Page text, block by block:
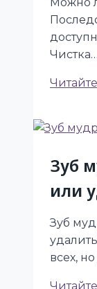
Чистка…
Зуб
или
Зуб
всех,